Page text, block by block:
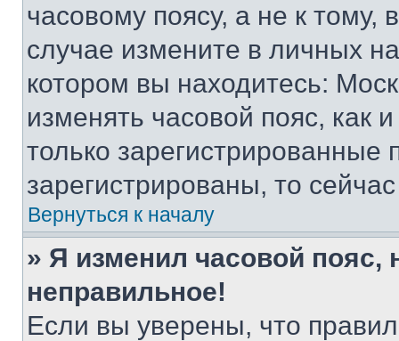
часовому поясу, а не к тому,
случае измените в личных
котором вы находитесь:
изменять часовой пояс, как
только
зарегистрированы, то
Вернуться к началу
» Я изменил часовой пояс,
неправильное!
Если вы уверены, что